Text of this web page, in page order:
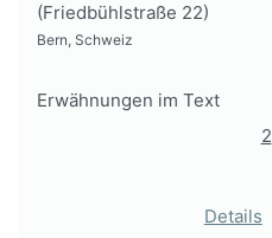
(Friedbühlstraße 22)
Bern, Schweiz
Erwähnungen im Text
2
Details